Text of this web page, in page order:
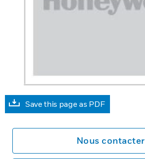
Save this page as PDF
Nous contacter